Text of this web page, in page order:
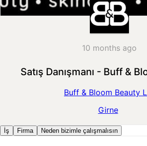
10 months ago
Satış Danışmanı - Buff &
Buff & Bloom Beauty
Girne
İş Firma Neden bizimle çalışmalısın